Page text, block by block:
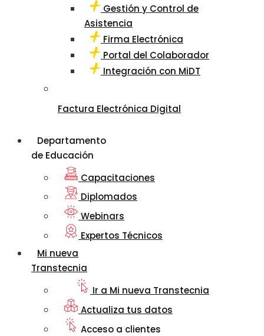
Gestión y Control de
Asistencia
Firma Electrónica
Portal del Colaborador
Integración con MiDT
Factura Electrónica Digital
Departamento
de Educación
Capacitaciones
Diplomados
Webinars
Expertos Técnicos
Mi nueva
Transtecnia
Ir a Mi nueva Transtecnia
Actualiza tus datos
Acceso a clientes